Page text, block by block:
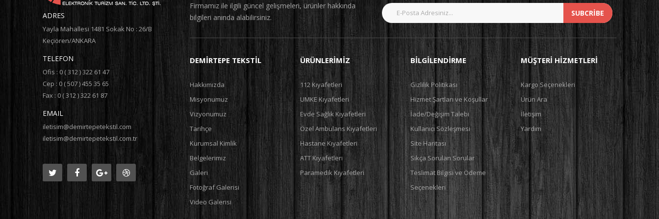
ADRES
Yayla Mahallesi 1481 Sokak No : 26/B
Keçiören/ANKARA
TELEFON
Ofis : 0 ( 312 ) 322 61 47
Cep : 0 ( 507 ) 455 35 65
Fax : 0 ( 312 ) 322 61 87
EMAIL
iletisim@demirtepetekstil.com
iletisim@demirtepetekstil.com.tr
Firmamız ile ilgili güncel gelişmeleri, ürünler hakkında
bilgileri anında alabilirsiniz.
SUBCRIBE
DEMIRTEPE TEKSTIL
Hakkımızda
Misyonumuz
Vizyonumuz
Tarihçe
Kurumsal Kimlik
Belgelerimiz
Galeri
Fotoğraf Galerisi
Video Galerisi
ÜRÜNLERIMIZ
112 Kıyafetleri
UMKE Kıyafetleri
Evde Sağlık Kıyafetleri
Özel Ambulans Kıyafetleri
Hastane Kıyafetleri
ATT Kıyafetleri
Paramedik Kıyafetleri
BILGILENDIRME
Gizlilik Politikası
Hizmet Şartları ve Koşullar
İade/Değişim Talebi
Kullanıcı Sözleşmesi
Site Haritası
Sıkça Sorulan Sorular
Teslimat Bilgisi ve Ödeme
Seçenekleri
MÜŞTERI HIZMETLERI
Kargo Seçenekleri
Ürün Ara
İletişim
Yardım